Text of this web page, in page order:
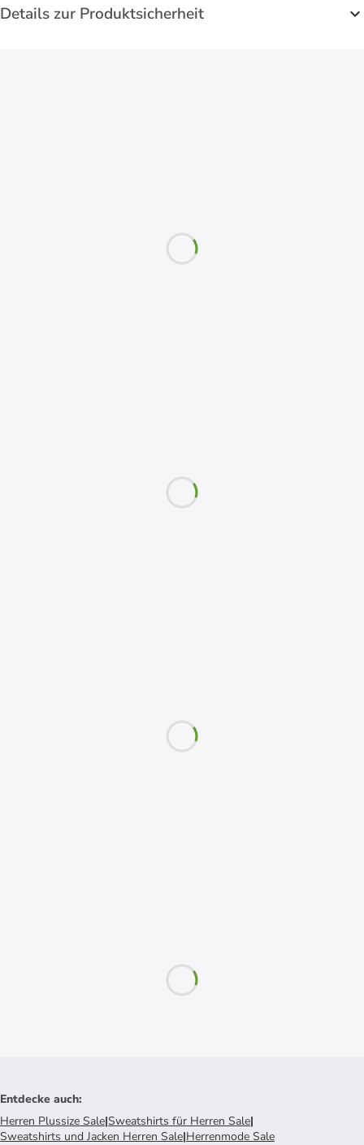
Details zur Produktsicherheit
Entdecke auch:
Herren Plussize Sale|Sweatshirts für Herren Sale|
Sweatshirts und Jacken Herren Sale|Herrenmode Sale